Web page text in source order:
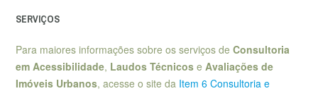
SERVIÇOS
Para maiores informações sobre os serviços de Consultoria
em Acessibilidade, Laudos Técnicos e Avaliações de
Imóveis Urbanos, acesse o site da Item 6 Consultoria e